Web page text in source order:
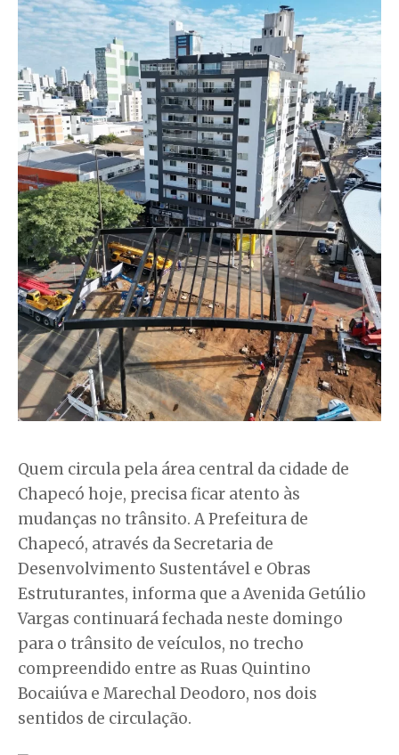
Quem circula pela área central da cidade de
Chapecó hoje, precisa ficar atento às
mudanças no trânsito. A Prefeitura de
Chapecó, através da Secretaria de
Desenvolvimento Sustentável e Obras
Estruturantes, informa que a Avenida Getúlio
Vargas continuará fechada neste domingo
para o trânsito de veículos, no trecho
compreendido entre as Ruas Quintino
Bocaiúva e Marechal Deodoro, nos dois
sentidos de circulação.